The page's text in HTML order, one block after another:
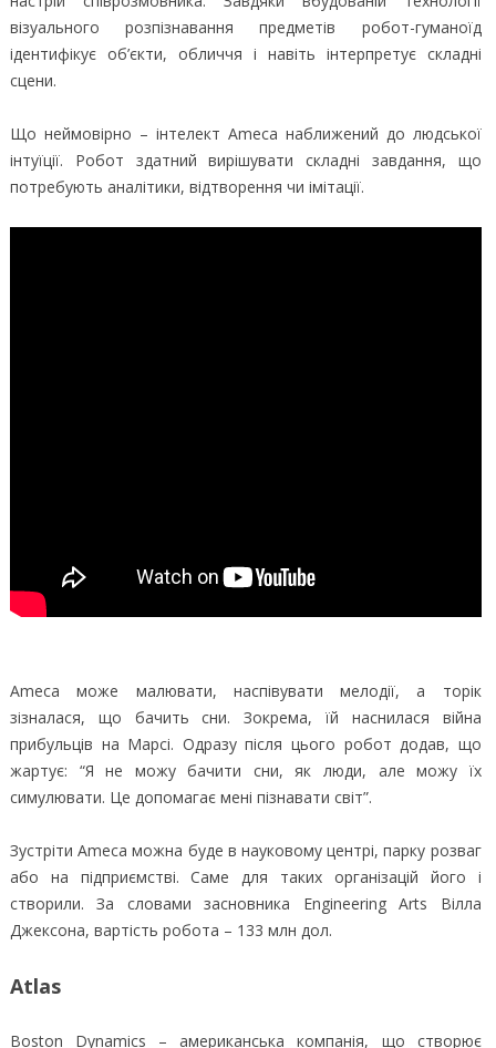
візуального розпізнавання предметів робот-гуманоїд
ідентифікує об’єкти, обличчя і навіть інтерпретує складні
сцени.
Що неймовірно – інтелект Ameca наближений до людської
інтуїції. Робот здатний вирішувати складні завдання, що
потребують аналітики, відтворення чи імітації.
Ameca може малювати, наспівувати мелодії, а торік
зізналася, що бачить сни. Зокрема, їй наснилася війна
прибульців на Марсі. Одразу після цього робот додав, що
жартує: “Я не можу бачити сни, як люди, але можу їх
симулювати. Це допомагає мені пізнавати світ”.
Зустріти Ameca можна буде в науковому центрі, парку розваг
або на підприємстві. Саме для таких організацій його і
створили. За словами засновника Engineering Arts Вілла
Джексона, вартість робота – 133 млн дол.
Atlas
Boston Dynamics – американська компанія, що створює